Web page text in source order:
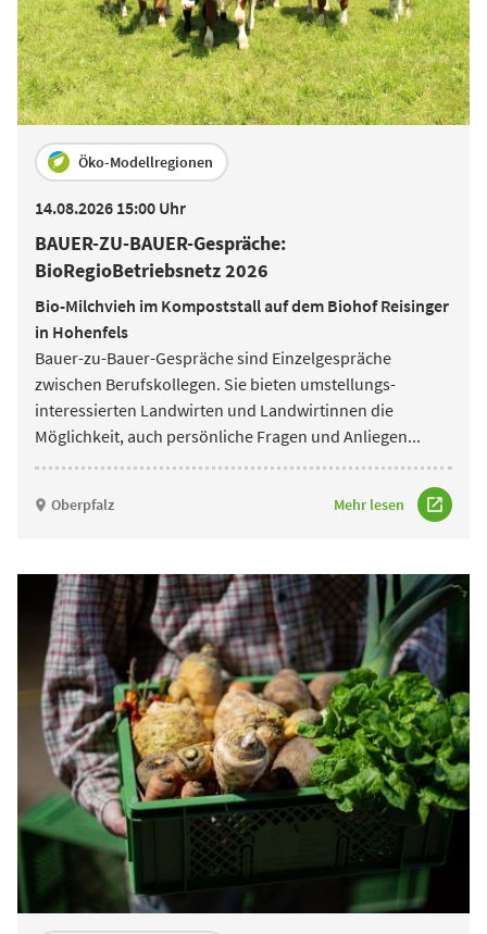
14.08.2026 15:00 Uhr
BAUER-ZU-BAUER-Gespräche:
BioRegioBetriebsnetz 2026
Öko-Modellregionen
Bio-Milchvieh im Kompoststall auf dem Biohof Reisinger
in Hohenfels
Bauer-zu-Bauer-Gespräche sind Einzelgespräche
zwischen Berufskollegen. Sie bieten umstellungs­
interessierten Landwirten und Landwirtinnen die
Möglichkeit, auch persönliche Fragen und Anliegen...
Oberpfalz Mehr lesen